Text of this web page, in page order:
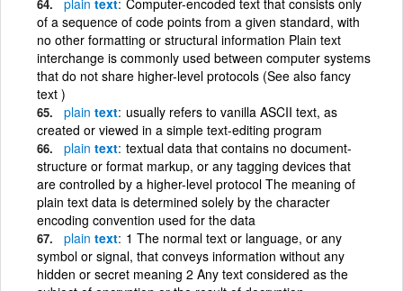
of a sequence of code points from a given standard, with
no other formatting or structural information Plain text
interchange is commonly used between computer systems
that do not share higher-level protocols (See also fancy
text )
plain text usually refers to vanilla ASCII text, as
created or viewed in a simple text-editing program
plain text textual data that contains no document-
structure or format markup, or any tagging devices that
are controlled by a higher-level protocol The meaning of
plain text data is determined solely by the character
encoding convention used for the data
plain text 1 The normal text or language, or any
symbol or signal, that conveys information without any
hidden or secret meaning 2 Any text considered as the